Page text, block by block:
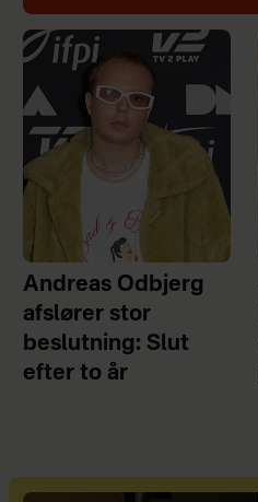
Andreas Odbjerg
afslører stor
beslutning: Slut
efter to år